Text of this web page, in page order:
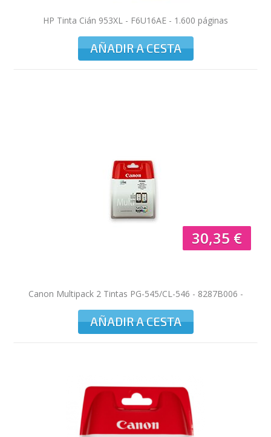
HP Tinta Cián 953XL - F6U16AE - 1.600 páginas
AÑADIR A CESTA
30,35 €
Canon Multipack 2 Tintas PG-545/CL-546 - 8287B006 -
180 páginas
AÑADIR A CESTA